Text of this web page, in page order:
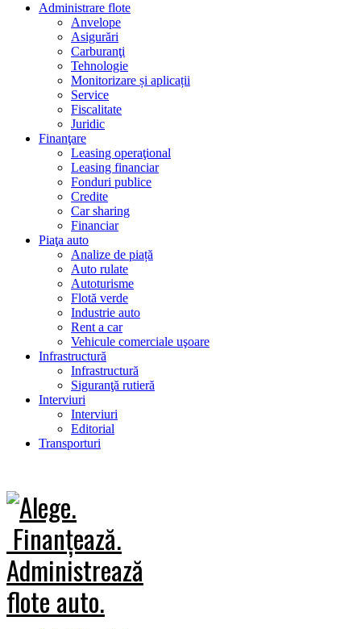
Administrare flote
Anvelope
Asigurări
Carburanţi
Tehnologie
Monitorizare și aplicații
Service
Fiscalitate
Juridic
Finanţare
Leasing operaţional
Leasing financiar
Fonduri publice
Credite
Car sharing
Financiar
Piaţa auto
Analize de piață
Auto rulate
Autoturisme
Flotă verde
Industrie auto
Rent a car
Vehicule comerciale uşoare
Infrastructură
Infrastructură
Siguranţă rutieră
Interviuri
Interviuri
Editorial
Transporturi